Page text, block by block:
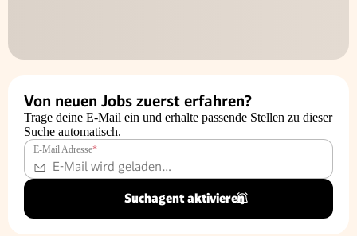
Von neuen Jobs zuerst erfahren?
Trage deine E-Mail ein und erhalte passende Stellen zu dieser
Suche automatisch.
E-Mail Adresse*
Suchagent aktivieren